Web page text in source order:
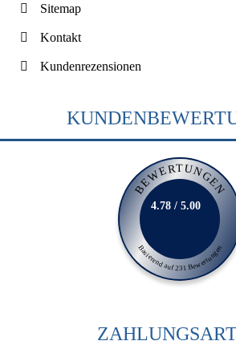
Sitemap
Kontakt
Kundenrezensionen
BEWERTUNGEN
Basierend auf 231 Bewertungen
4.78 / 5.00